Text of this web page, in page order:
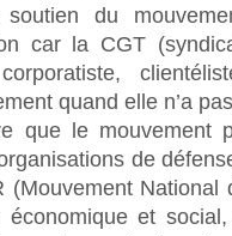
du
car la CGT
quand elle n’a
que le mouvement
de
(Mouvement
et